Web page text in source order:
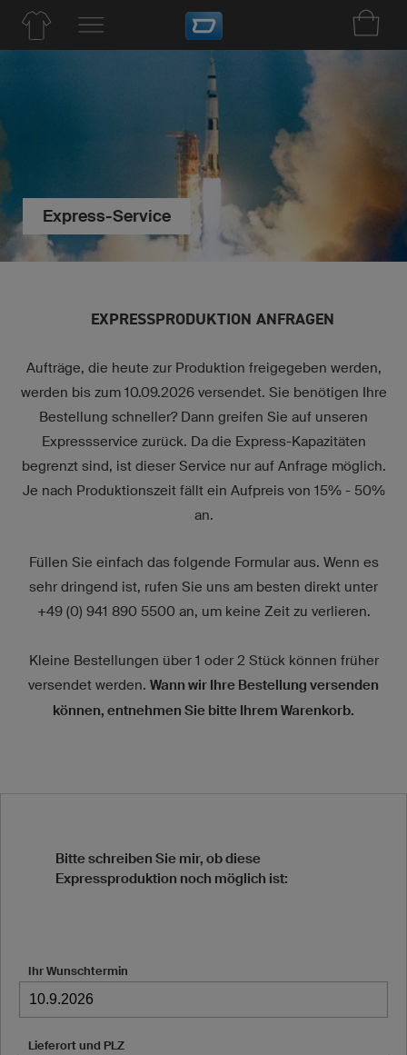
Express-Service
EXPRESSPRODUKTION ANFRAGEN
Aufträge, die heute zur Produktion freigegeben werden,
werden bis zum 10.09.2026 versendet. Sie benötigen Ihre
Bestellung schneller? Dann greifen Sie auf unseren
Expressservice zurück. Da die Express-Kapazitäten
begrenzt sind, ist dieser Service nur auf Anfrage möglich.
Je nach Produktionszeit fällt ein Aufpreis von 15% - 50%
an.
Füllen Sie einfach das folgende Formular aus. Wenn es
sehr dringend ist, rufen Sie uns am besten direkt unter
+49 (0) 941 890 5500 an, um keine Zeit zu verlieren.
Kleine Bestellungen über 1 oder 2 Stück können früher
versendet werden. Wann wir Ihre Bestellung versenden
können, entnehmen Sie bitte Ihrem Warenkorb.
Bitte schreiben Sie mir, ob diese
Expressproduktion noch möglich ist:
Ihr Wunschtermin
Lieferort und PLZ